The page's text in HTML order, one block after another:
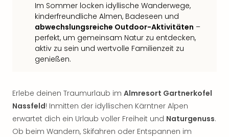
Im Sommer locken idyllische Wanderwege,
kinderfreundliche Almen, Badeseen und
abwechslungsreiche Outdoor-Aktivitäten –
perfekt, um gemeinsam Natur zu entdecken,
aktiv zu sein und wertvolle Familienzeit zu
genießen.
Erlebe deinen Traumurlaub im Almresort Gartnerkofel
Nassfeld! Inmitten der idyllischen Kärntner Alpen
erwartet dich ein Urlaub voller Freiheit und Naturgenuss.
Ob beim Wandern, Skifahren oder Entspannen im